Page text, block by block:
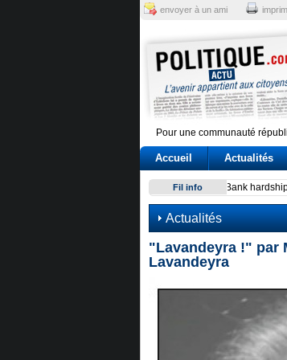
envoyer à un ami
Pour une communauté
Accueil Actualités
Fil info Sindicato
Actualités
"Lavandeyra !" par
Lavandeyra